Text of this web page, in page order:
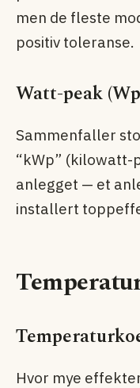
men de fleste
positiv toleranse.
Watt-peak
Sammenfaller
“kWp” (kilowatt-
anlegget — et
installert
Hvor mye